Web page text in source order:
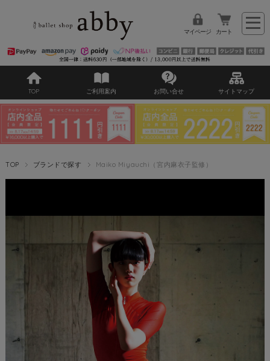
マイページ カート
TOP ご利用案内 お問い合せ サイトマップ
TOP ブランドで探す Maiko Miyauchi（宮内麻衣子監修）